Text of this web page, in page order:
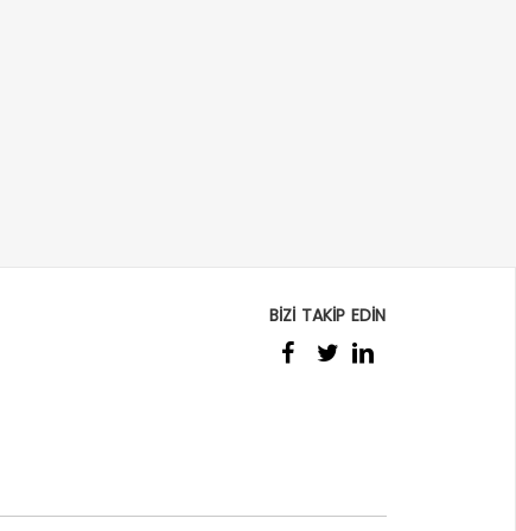
BİZİ TAKİP EDİN